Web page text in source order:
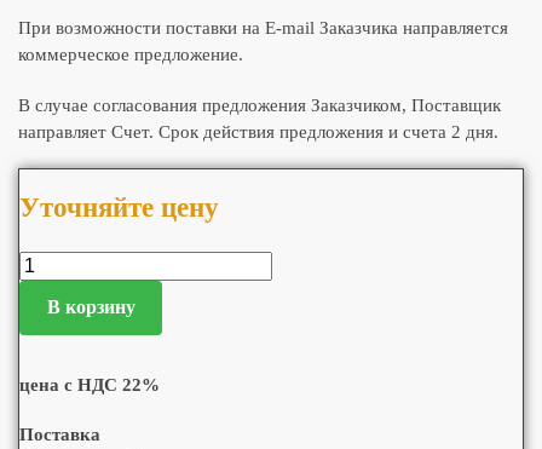
При возможности поставки на E-mail Заказчика направляется
коммерческое предложение.
В случае согласования предложения Заказчиком, Поставщик
направляет Счет. Срок действия предложения и счета 2 дня.
Уточняйте цену
В корзину
цена с НДС 22%
Поставка